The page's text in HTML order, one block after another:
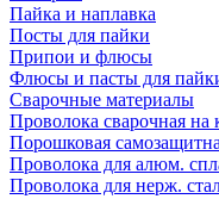
Пайка и наплавка
Посты для пайки
Припои и флюсы
Флюсы и пасты для
Сварочные материалы
Проволока сварочная на
Порошковая
Проволока для алюм.
Проволока для нерж.